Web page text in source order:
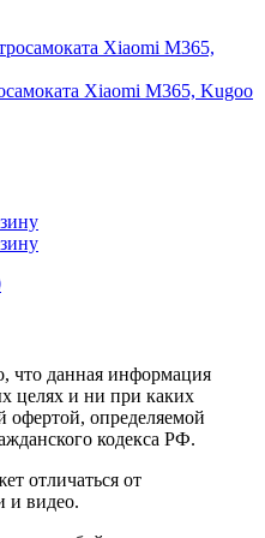
Xiaomi M365, Kugoo
что данная информация
целях и ни при каких
офертой, определяемой
кодекса РФ.
отличаться от
и видео.